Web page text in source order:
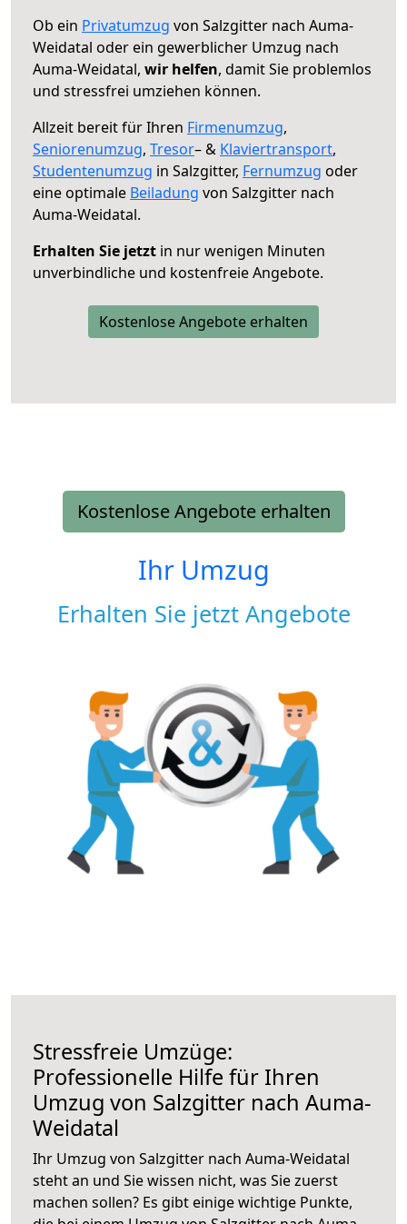
Ob ein Privatumzug von Salzgitter nach Auma-
Weidatal oder ein gewerblicher Umzug nach
Auma-Weidatal, wir helfen, damit Sie problemlos
und stressfrei umziehen können.
Allzeit bereit für Ihren Firmenumzug,
Seniorenumzug, Tresor– & Klaviertransport,
Studentenumzug in Salzgitter, Fernumzug oder
eine optimale Beiladung von Salzgitter nach
Auma-Weidatal.
Erhalten Sie jetzt in nur wenigen Minuten
unverbindliche und kostenfreie Angebote.
Kostenlose Angebote erhalten
Kostenlose Angebote erhalten
Ihr Umzug
Erhalten Sie jetzt Angebote
Stressfreie Umzüge:
Professionelle Hilfe für Ihren
Umzug von Salzgitter nach Auma-
Weidatal
Ihr Umzug von Salzgitter nach Auma-Weidatal
steht an und Sie wissen nicht, was Sie zuerst
machen sollen? Es gibt einige wichtige Punkte,